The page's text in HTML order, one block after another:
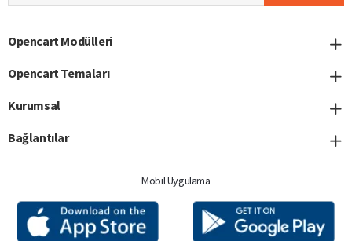
adresinizi
Opencart Modülleri
Opencart Temaları
Kurumsal
Bağlantılar
Mobil Uygulama